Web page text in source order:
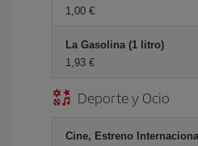
1,00
La Gasolina (1 litro)
1,93
Deporte y Ocio
Cine, Estreno